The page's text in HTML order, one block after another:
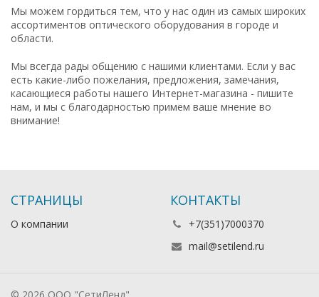
Мы можем гордиться тем, что у нас один из самых широких
ассортиментов оптического оборудования в городе и
области.
Мы всегда рады общению с нашими клиентами. Если у вас
есть какие-либо пожелания, предложения, замечания,
касающиеся работы нашего Интернет-магазина - пишите
нам, и мы с благодарностью примем ваше мнение во
внимание!
СТРАНИЦЫ
О компании
КОНТАКТЫ
+7(351)7000370
mail@setilend.ru